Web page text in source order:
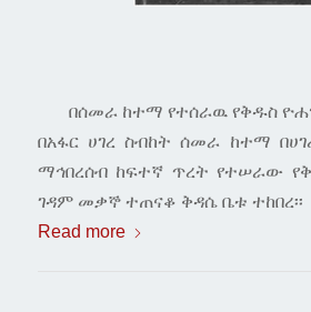
በሰመራ ከተማ የተሰራዉ የቅዱስ
በአፋር ሀገረ ስብከት ሰመራ ከተማ
ማኅበረሰብ ከፍተኛ ጥረት የተሠራው
ገዳም መቃኞ ተጠናቆ ቅዳሴ ቤቱ ተከበረ፡፡
Read more